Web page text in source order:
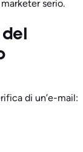
serio.
di un’e-mail: